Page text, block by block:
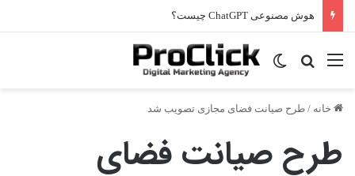
هوش مصنوعی ChatGPT چیست؟
منو جستجو برای
تغییر پوسته
خانه / طرح صیانت فضای مجازی تصویب شد
طرح صیانت فضای